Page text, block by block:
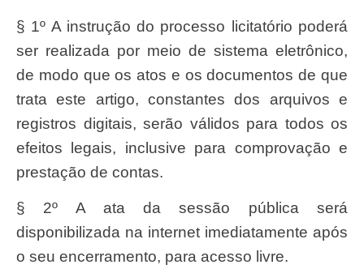
§ 1º A instrução do processo licitatório poderá
ser realizada por meio de sistema eletrônico,
de modo que os atos e os documentos de que
trata este artigo, constantes dos arquivos e
registros digitais, serão válidos para todos os
efeitos legais, inclusive para comprovação e
prestação de contas.
§ 2º A ata da sessão pública será
disponibilizada na internet imediatamente após
o seu encerramento, para acesso livre.